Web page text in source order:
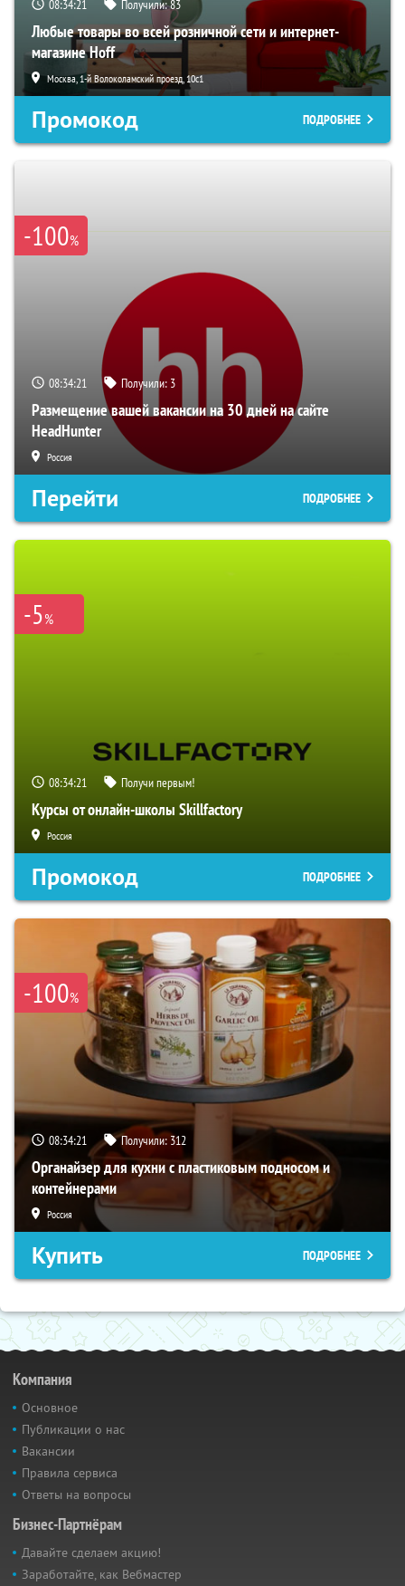
08:34:20 Получили:83
Любые товары во всей розничной сети и интернет-
магазине Hoff
Москва, 1-й Волоколамский проезд, 10с1
Промокод ПОДРОБНЕЕ
-100%
08:34:20 Получили: 3
Размещение вашей вакансии на 30 дней на сайте
HeadHunter
Россия
Перейти ПОДРОБНЕЕ
-5%
08:34:20 Получи первым!
Курсы от онлайн-школы Skillfactory
Россия
Промокод ПОДРОБНЕЕ
-100%
08:34:20 Получили: 312
Органайзер для кухни с пластиковым подносом и
контейнерами
Россия
Купить ПОДРОБНЕЕ
Компания
Основное
Публикации о нас
Вакансии
Правила сервиса
Ответы на вопросы
Бизнес-Партнёрам
Давайте сделаем акцию!
Заработайте, как Вебмастер